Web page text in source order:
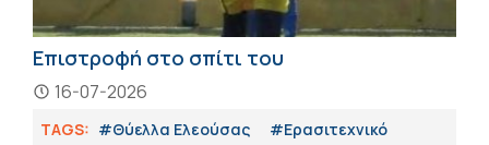
Επιστροφή στο σπίτι του
16-07-2026
TAGS: #Θύελλα Ελεούσας
#Eρασιτεχνικό